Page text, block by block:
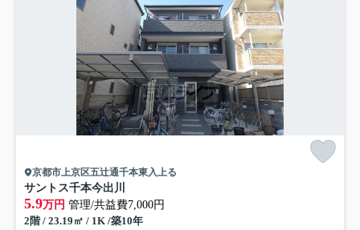
京都市上京区五辻通千本東入上る
サントス千本今出川
5.9万円 管理/共益費7,000円
2階 / 23.19㎡ / 1K /築10年